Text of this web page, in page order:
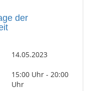
der
14.05.2023
15:00 Uhr - 20:00
Uhr